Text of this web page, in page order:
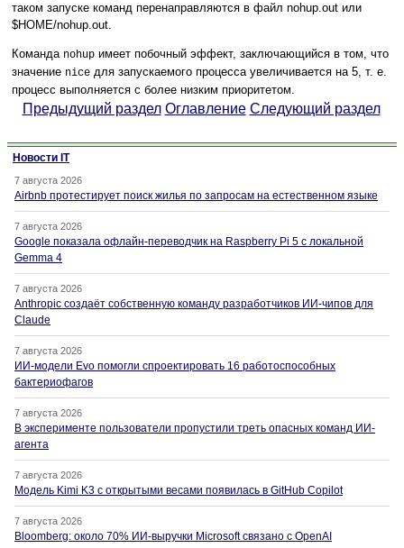
таком запуске команд перенаправляются в файл nohup.out или
$HOME/nohup.out.
Команда nohup имеет побочный эффект, заключающийся в том, что
значение nice для запускаемого процесса увеличивается на 5, т. е.
процесс выполняется с более низким приоритетом.
Предыдущий раздел Оглавление Следующий раздел
Новости IT
7 августа 2026
Airbnb протестирует поиск жилья по запросам на естественном языке
7 августа 2026
Google показала офлайн-переводчик на Raspberry Pi 5 с локальной
Gemma 4
7 августа 2026
Anthropic создаёт собственную команду разработчиков ИИ-чипов для
Claude
7 августа 2026
ИИ-модели Evo помогли спроектировать 16 работоспособных
бактериофагов
7 августа 2026
В эксперименте пользователи пропустили треть опасных команд ИИ-
агента
7 августа 2026
Модель Kimi K3 с открытыми весами появилась в GitHub Copilot
7 августа 2026
Bloomberg: около 70% ИИ-выручки Microsoft связано с OpenAI